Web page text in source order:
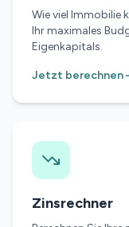
Wie viel Immobilie
Ihr maximales
Eigenkapitals.
Jetzt berechnen
Zinsrechner